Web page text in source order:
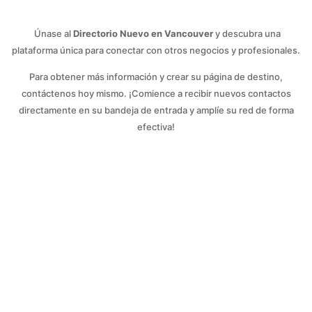
Únase alDirectorio Nuevo en Vancouvery descubra una
plataforma única para conectar con otros negocios y profesionales.
Para obtener más información y crear su página de destino,
contáctenos hoy mismo. ¡Comience a recibir nuevos contactos
directamente en su bandeja de entrada y amplíe su red de forma
efectiva!